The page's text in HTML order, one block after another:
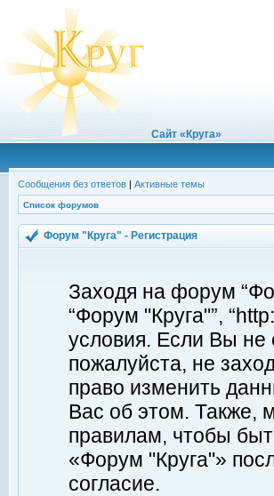
Сайт «Круга»
Сообщения без ответов | Активные темы
Список форумов
Форум "Круга" - Регистрация
Заходя на форум
“Форум "Круга"”,
условия. Если Вы не
пожалуйста, не
право изменить
Вас об этом. Также,
правилам, чтобы
«Форум "Круга"»
согласие.